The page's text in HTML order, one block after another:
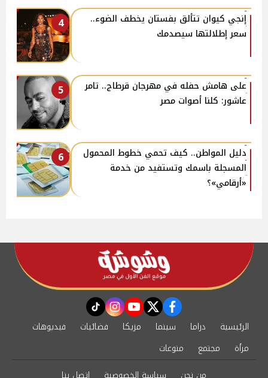
4
إنجي كيوان تتألق بفستان يخطف الضوء..
سعر إطلالتها سيصدمك
5
على هامش حفله في مهرجان قرطاج.. تامر
عاشور: كلنا أصوات مصر
6
دليل المواطن.. كيف تحمي خطوط المحمول
المسجلة باسمك وتستفيد من خدمة
«أرقامي»؟
facebook
twitter
youtube
instagram
tiktok
الرئيسية دراما سينما مزيكا فضائيات
فيديوهات
مرأة
مجتمع
منوعات